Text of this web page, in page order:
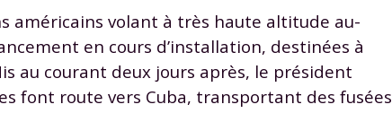
américains volant à très haute altitude au-
en cours d’installation, destinées à
au courant deux jours après, le président
font route vers Cuba, transportant des fusées
du CP à la Terminale
Des profs expérimentés
disponibles à la demande
par tchat, audio ou vidéo